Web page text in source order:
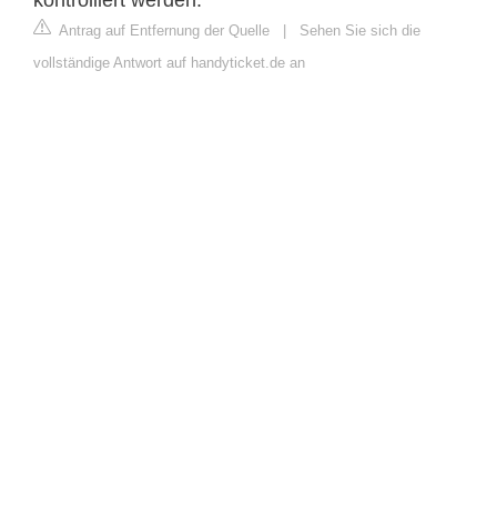
Antrag auf Entfernung der Quelle | Sehen Sie sich die
vollständige Antwort auf handyticket.de an